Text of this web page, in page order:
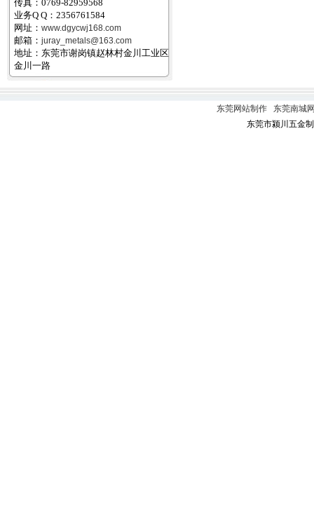
传真：0769-82959568
业务Q Q：2356761584
网址： www.dgycwj168.com
邮箱： juray_metals@163.com
地址：东莞市谢岗镇赵林村金川工业区
金川一路
东莞网站制作
东莞南城
东莞市颍川五金